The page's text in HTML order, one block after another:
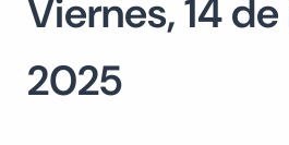
Viernes, 14
2025